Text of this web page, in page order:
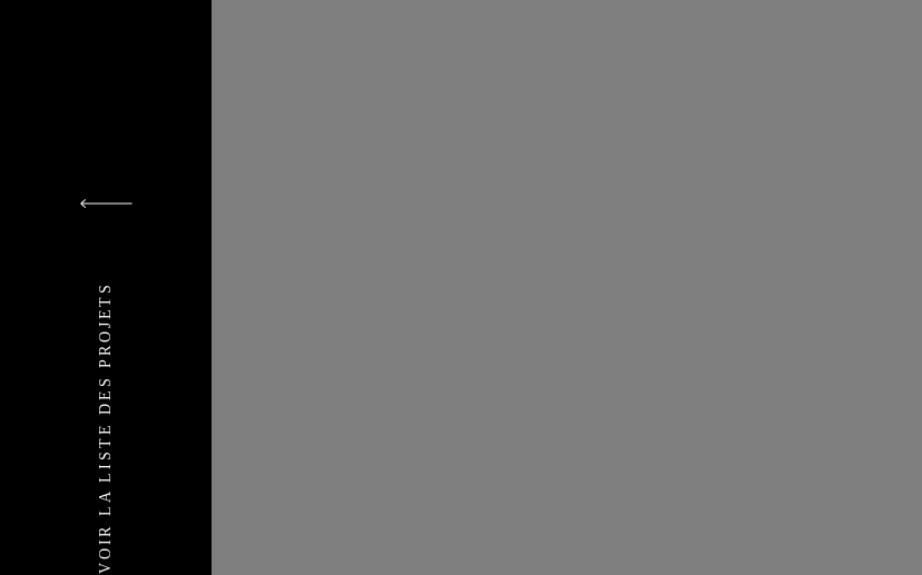
VOIR LA LISTE DES PROJETS